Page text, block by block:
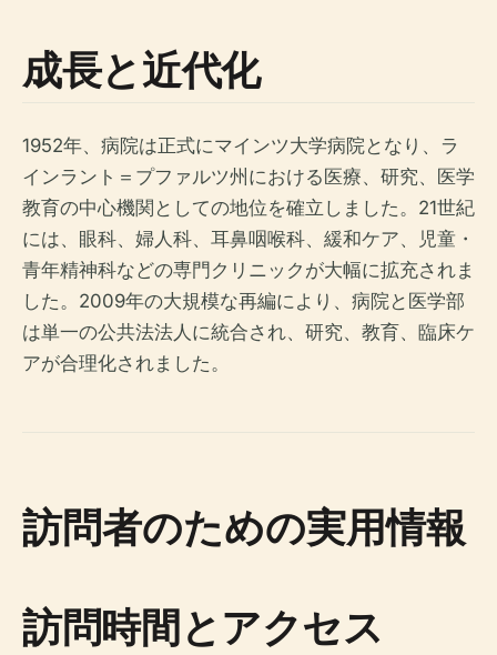
成長と近代化
1952年、病院は正式にマインツ大学病院となり、ラ
インラント＝プファルツ州における医療、研究、医学
教育の中心機関としての地位を確立しました。21世紀
には、眼科、婦人科、耳鼻咽喉科、緩和ケア、児童・
青年精神科などの専門クリニックが大幅に拡充されま
した。2009年の大規模な再編により、病院と医学部
は単一の公共法法人に統合され、研究、教育、臨床ケ
アが合理化されました。
訪問者のための実用情報
訪問時間とアクセス